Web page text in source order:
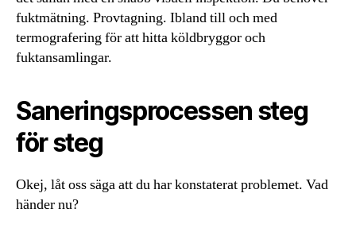
fuktmätning. Provtagning. Ibland till och med
termografering för att hitta köldbryggor och
fuktansamlingar.
Saneringsprocessen steg
för steg
Okej, låt oss säga att du har konstaterat problemet. Vad
händer nu?